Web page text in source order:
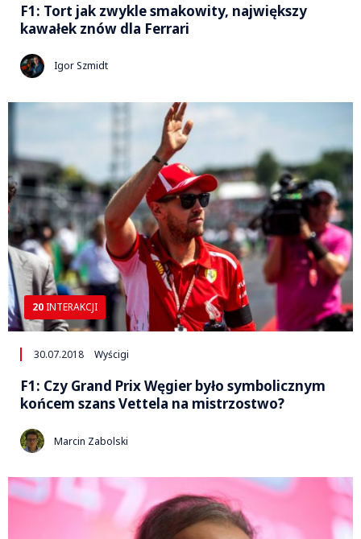
F1: Tort jak zwykle smakowity, największy
kawałek znów dla Ferrari
Igor Szmidt
20 INTERAKCJI
30.07.2018 Wyścigi
F1: Czy Grand Prix Węgier było symbolicznym
końcem szans Vettela na mistrzostwo?
Marcin Zabolski